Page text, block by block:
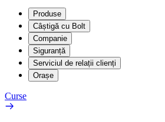
Produse
Câștigă cu Bolt
Companie
Siguranță
Serviciul de relații clienți
Orașe
Curse